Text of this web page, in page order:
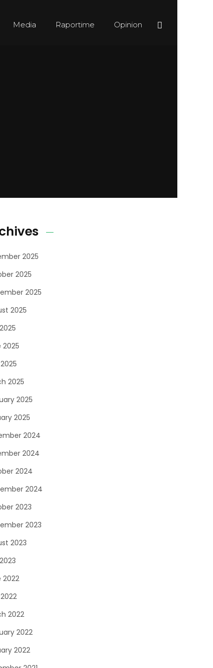
Media Raportime Opinion
2025
2025
2025
2025
2025
2025
2025
2025
2024
2024
2024
2024
2023
2023
2023
2022
2022
2022
2022